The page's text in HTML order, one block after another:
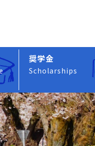
奨学金
Scholarships